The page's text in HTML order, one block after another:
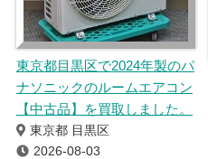
東京都目黒区で2024年製のパ
ナソニックのルームエアコン
【中古品】を買取しました。
東京都 目黒区
2026-08-03